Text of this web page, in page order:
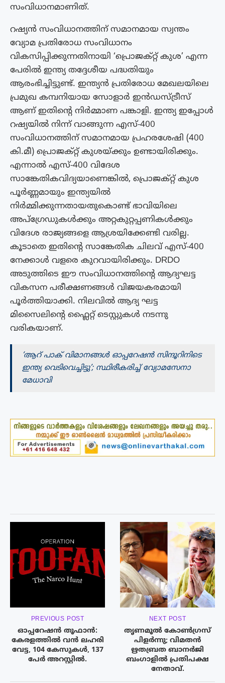
സംവിധാനമാണിത്.
റഷ്യന്‍ സംവിധാനത്തിന് സമാനമായ സ്വന്തം
വ്യോമ പ്രതിരോധ സംവിധാനം
വികസിപ്പിക്കുന്നതിനായി ‘പ്രൊജക്റ്റ് കുശ’ എന്ന
പേരില്‍ ഇന്ത്യ തദ്ദേശീയ പദ്ധതിയും
ആരംഭിച്ചിട്ടുണ്ട്. ഇന്ത്യന്‍ പ്രതിരോധ മേഖലയിലെ
പ്രമുഖ കമ്പനിയായ സോളാര്‍ ഇന്‍ഡസ്ട്രീസ്
ആണ് ഇതിന്റെ നിര്‍മ്മാണ പങ്കാളി. ഇന്ത്യ ഇപ്പോൾ
റഷ്യയിൽ നിന്ന് വാങ്ങുന്ന എസ്-400
സംവിധാനത്തിന് സമാനമായ പ്രഹരശേഷി (400
കി.മീ) പ്രൊജക്റ്റ് കുശയ്ക്കും ഉണ്ടായിരിക്കും.
എന്നാൽ എസ്-400 വിദേശ
സാങ്കേതികവിദ്യയാണെങ്കിൽ, പ്രൊജക്റ്റ് കുശ
പൂർണ്ണമായും ഇന്ത്യയിൽ
നിർമ്മിക്കുന്നതായതുകൊണ്ട് ഭാവിയിലെ
അപ്‌ഗ്രേഡുകൾക്കും അറ്റകുറ്റപ്പണികൾക്കും
വിദേശ രാജ്യങ്ങളെ ആശ്രയിക്കേണ്ടി വരില്ല.
കൂടാതെ ഇതിന്റെ സാങ്കേതിക ചിലവ് എസ്-400
നേക്കാൾ വളരെ കുറവായിരിക്കും. DRDO
അടുത്തിടെ ഈ സംവിധാനത്തിന്റെ ആദ്യഘട്ട
വികസന പരീക്ഷണങ്ങൾ വിജയകരമായി
പൂർത്തിയാക്കി. നിലവിൽ ആദ്യ ഘട്ട
മിസൈലിന്റെ ഫ്ലൈറ്റ് ടെസ്റ്റുകൾ നടന്നു
വരികയാണ്.
‘ആറ് പാക് വിമാനങ്ങൾ ഓപ്പറേഷൻ സിന്ദൂറിനിടെ
ഇന്ത്യ വെടിവെച്ചിട്ടു’; സ്ഥിരീകരിച്ച് വ്യോമസേനാ
മേധാവി
PREVIOUS POST
ഓപ്പറേഷൻ തൂഫാൻ:
കേരളത്തിൽ വൻ ലഹരി
വേട്ട, 104 കേസുകൾ, 137
പേർ അറസ്റ്റിൽ.
NEXT POST
തൃണമൂൽ കോൺഗ്രസ്
പിളർന്നു; വിമതന്‍
ഋതബ്രത ബാനര്‍ജി
ബംഗാളില്‍ പ്രതിപക്ഷ
നേതാവ്.